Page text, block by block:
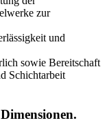
zur
und
sowie Bereitschaft
Schichtarbeit